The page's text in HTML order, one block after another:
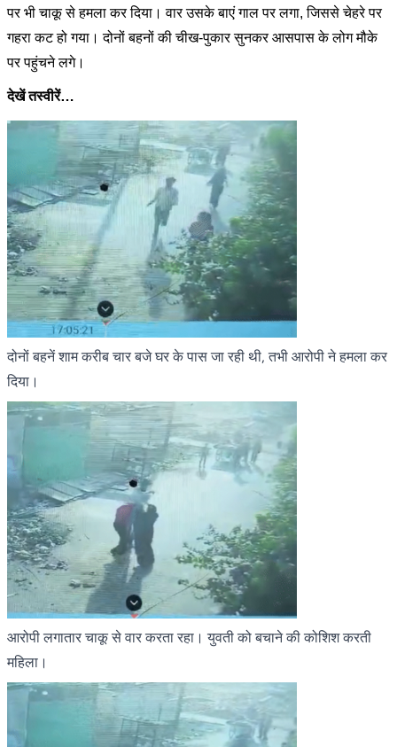
पर भी चाकू से हमला कर दिया। वार उसके बाएं गाल पर लगा, जिससे चेहरे पर
गहरा कट हो गया। दोनों बहनों की चीख-पुकार सुनकर आसपास के लोग मौके
पर पहुंचने लगे।
देखें तस्वीरें…
दोनों बहनें शाम करीब चार बजे घर के पास जा रही थी, तभी आरोपी ने हमला कर
दिया।
आरोपी लगातार चाकू से वार करता रहा। युवती को बचाने की कोशिश करती
महिला।